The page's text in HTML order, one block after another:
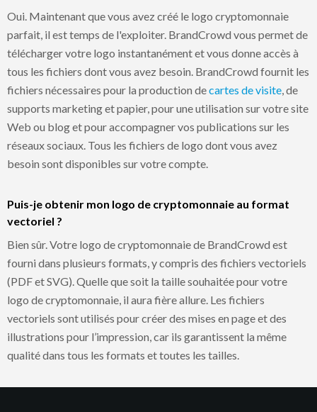
Oui. Maintenant que vous avez créé le logo cryptomonnaie
parfait, il est temps de l'exploiter. BrandCrowd vous permet de
télécharger votre logo instantanément et vous donne accès à
tous les fichiers dont vous avez besoin. BrandCrowd fournit les
fichiers nécessaires pour la production decartes de visite , de
supports marketing et papier, pour une utilisation sur votre site
Web ou blog et pour accompagner vos publications sur les
réseaux sociaux. Tous les fichiers de logo dont vous avez
besoin sont disponibles sur votre compte.
Puis-je obtenir mon logo de cryptomonnaie au format
vectoriel ?
Bien sûr. Votre logo de cryptomonnaie de BrandCrowd est
fourni dans plusieurs formats, y compris des fichiers vectoriels
(PDF et SVG). Quelle que soit la taille souhaitée pour votre
logo de cryptomonnaie, il aura fière allure. Les fichiers
vectoriels sont utilisés pour créer des mises en page et des
illustrations pour l’impression, car ils garantissent la même
qualité dans tous les formats et toutes les tailles.